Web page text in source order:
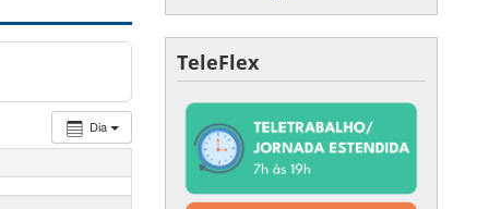
Dia
TeleFlex